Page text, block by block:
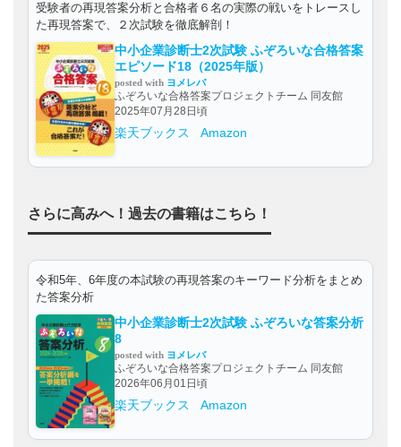
受験者の再現答案分析と合格者６名の実際の戦いをトレースし
た再現答案で、２次試験を徹底解剖！
中小企業診断士2次試験 ふぞろいな合格答案
エピソード18（2025年版）
posted with ヨメレバ
ふぞろいな合格答案プロジェクトチーム 同友館
2025年07月28日頃
楽天ブックス Amazon
さらに高みへ！過去の書籍はこちら！
令和5年、6年度の本試験の再現答案のキーワード分析をまとめ
た答案分析
中小企業診断士2次試験 ふぞろいな答案分析
8
posted with ヨメレバ
ふぞろいな合格答案プロジェクトチーム 同友館
2026年06月01日頃
楽天ブックス Amazon